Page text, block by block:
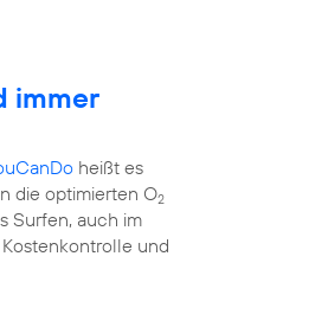
immer
heißt es
die optimierten O2
Surfen, auch im
und